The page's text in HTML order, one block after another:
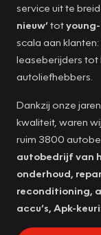
service uit te
nieuw’tot
scala aan
leaseberijders tot
autoliefhebbers.
Dankzij onze
kwaliteit, waren
ruim 3800
autobedrijf van
onderhoud,
reconditioning,
accu’s, Apk-